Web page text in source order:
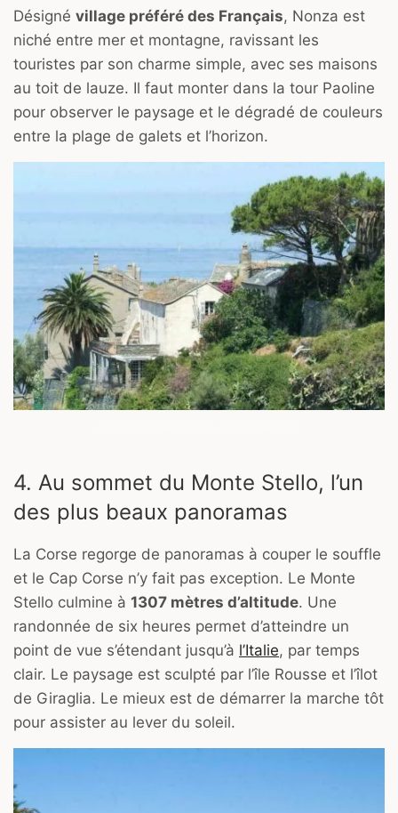
Désigné village préféré des Français, Nonza est
niché entre mer et montagne, ravissant les
touristes par son charme simple, avec ses maisons
au toit de lauze. Il faut monter dans la tour Paoline
pour observer le paysage et le dégradé de couleurs
entre la plage de galets et l’horizon.
4. Au sommet du Monte Stello, l’un
des plus beaux panoramas
La Corse regorge de panoramas à couper le souffle
et le Cap Corse n’y fait pas exception. Le Monte
Stello culmine à 1307 mètres d’altitude. Une
randonnée de six heures permet d’atteindre un
point de vue s’étendant jusqu’à l’Italie, par temps
clair. Le paysage est sculpté par l’île Rousse et l’îlot
de Giraglia. Le mieux est de démarrer la marche tôt
pour assister au lever du soleil.